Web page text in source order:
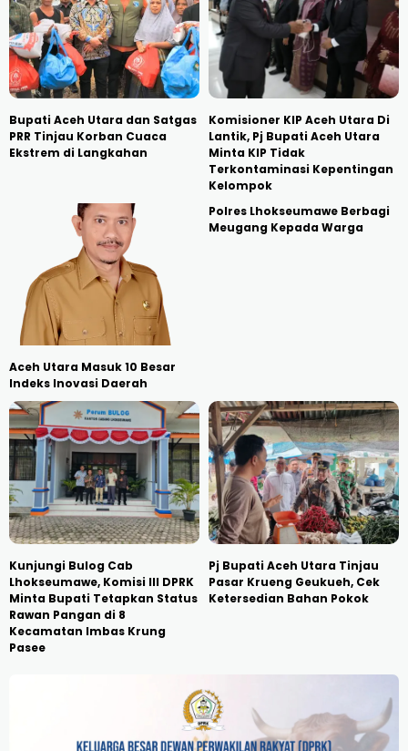
Bupati Aceh Utara dan Satgas
PRR Tinjau Korban Cuaca
Ekstrem di Langkahan
Komisioner KIP Aceh Utara Di
Lantik, Pj Bupati Aceh Utara
Minta KIP Tidak
Terkontaminasi Kepentingan
Kelompok
Aceh Utara Masuk 10 Besar
Indeks Inovasi Daerah
Polres Lhokseumawe Berbagi
Meugang Kepada Warga
Kunjungi Bulog Cab
Lhokseumawe, Komisi III DPRK
Minta Bupati Tetapkan Status
Rawan Pangan di 8
Kecamatan Imbas Krung
Pasee
Pj Bupati Aceh Utara Tinjau
Pasar Krueng Geukueh, Cek
Ketersedian Bahan Pokok